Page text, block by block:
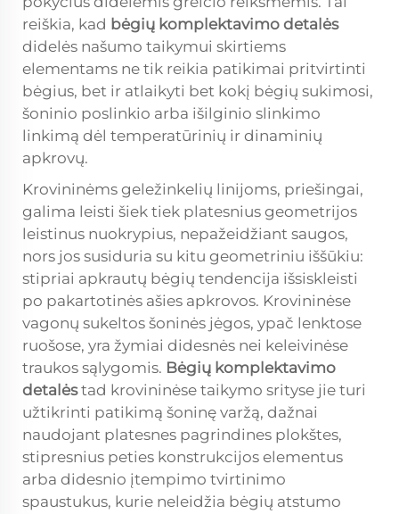
reiškia, kad bėgių komplektavimo detalės
didelės našumo taikymui skirtiems
elementams ne tik reikia patikimai pritvirtinti
bėgius, bet ir atlaikyti bet kokį bėgių sukimosi,
šoninio poslinkio arba išilginio slinkimo
linkimą dėl temperatūrinių ir dinaminių
apkrovų.
Krovininėms geležinkelių linijoms, priešingai,
galima leisti šiek tiek platesnius geometrijos
leistinus nuokrypius, nepažeidžiant saugos,
nors jos susiduria su kitu geometriniu iššūkiu:
stipriai apkrautų bėgių tendencija išsiskleisti
po pakartotinės ašies apkrovos. Krovininėse
vagonų sukeltos šoninės jėgos, ypač lenktose
ruošose, yra žymiai didesnės nei keleivinėse
traukos sąlygomis. Bėgių komplektavimo
detalėstad krovininėse taikymo srityse jie turi
užtikrinti patikimą šoninę varžą, dažnai
naudojant platesnes pagrindines plokštes,
stipresnius peties konstrukcijos elementus
arba didesnio įtempimo tvirtinimo
spaustukus, kurie neleidžia bėgių atstumo